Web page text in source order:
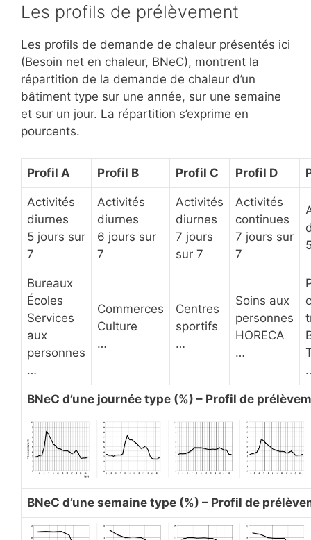
Les profils de prélèvement
Les profils de demande de chaleur présentés ici
(Besoin net en chaleur, BNeC), montrent la
répartition de la demande de chaleur d’un
bâtiment type sur une année, sur une semaine
et sur un jour. La répartition s’exprime en
pourcents.
Profil A Profil B Profil C Profil D
Activités
diurnes
5 jours sur
7
Activités
diurnes
6 jours sur
7
Activités
diurnes
7 jours
sur 7
Activités
continues
7 jours sur
7
Bureaux
Écoles
Services
aux
personnes
…
Commerces
Culture
…
Centres
sportifs
…
Soins aux
personnes
HORECA
…
BNeC d’une journée type (%) – Profil de
BNeC d’une semaine type (%) – Profil de